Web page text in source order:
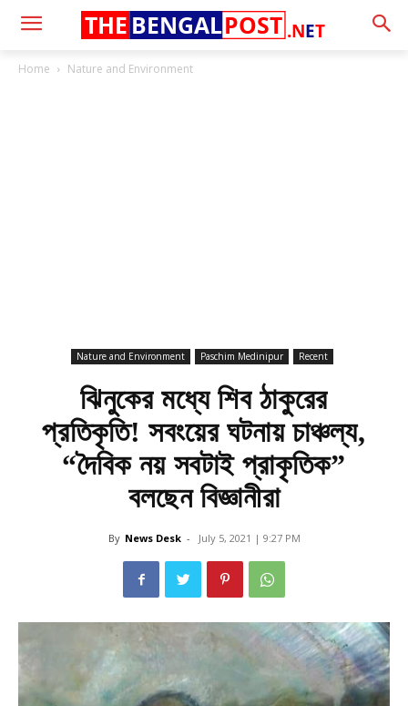
.NET
THE BENGALPOST
Home Nature and Environment
Nature and Environment Paschim Medinipur Recent
ঝিনুকের মধ্যে শিব ঠাকুরের
প্রতিকৃতি! সবংয়ের ঘটনায় চাঞ্চল্য,
“দৈবিক নয় সবটাই প্রাকৃতিক”
বলছেন বিজ্ঞানীরা
By News Desk - July 5, 2021 | 9:27 PM